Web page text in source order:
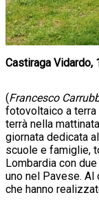
Castiraga Vidardo,
(Francesco
fotovoltaico a terra
terrà nella
giornata dedicata
scuole e famiglie,
Lombardia con
uno nel Pavese.
che hanno